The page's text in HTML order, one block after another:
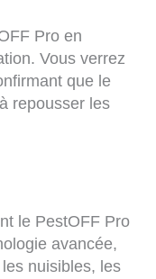
Pro en
Vous verrez
que le
repousser les
le PestOFF Pro
avancée,
nuisibles, les